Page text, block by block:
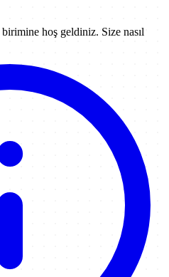
birimine hoş geldiniz. Size nasıl